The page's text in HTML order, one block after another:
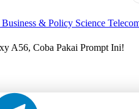
Business & Policy Science
A56, Coba Pakai Prompt Ini!